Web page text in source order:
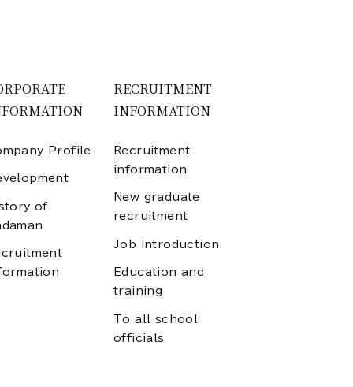
Profile
of
RECRUITMENT
INFORMATION
Recruitment
information
New graduate
recruitment
Job introduction
Education and
training
To all school
officials